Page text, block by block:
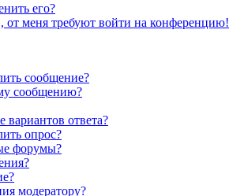
его?
от меня требуют войти на конференцию!
сообщение?
сообщению?
ответа?
опрос?
форумы?
модератору?